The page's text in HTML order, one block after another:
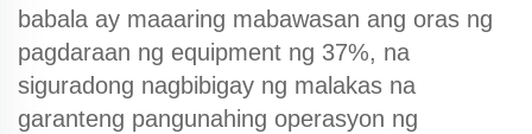
babala ay maaaring mabawasan ang oras ng
pagdaraan ng equipment ng 37%, na
siguradong nagbibigay ng malakas na
garanteng pangunahing operasyon ng